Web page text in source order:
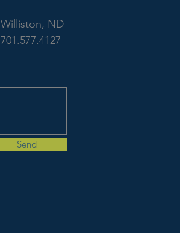
Williston, ND
701.577.4127
Send